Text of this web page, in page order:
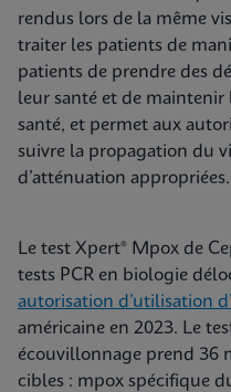
rendus lors de la même
traiter les patients de
patients de prendre des
leur santé et de
santé, et permet aux
suivre la propagation du
d’atténuation appropriées.
Le test Xpert® Mpox de
tests PCR en biologie
autorisation d’utilisation
américaine en 2023. Le
écouvillonnage prend 36
cibles : mpox spécifique